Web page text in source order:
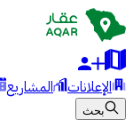
الإعلانات المشاريع
بحث